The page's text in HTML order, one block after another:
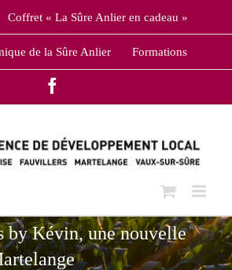
Coffret « La Sûre Anlier en cadeau »
de la Sûre Anlier Formations
by Kévin, une nouvelle